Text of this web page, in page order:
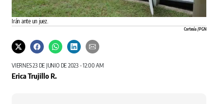
Irán ante un juez.
Cortesía / PGN
VIERNES 23 DE JUNIO DE 2023 - 12:00 AM
Erica Trujillo R.